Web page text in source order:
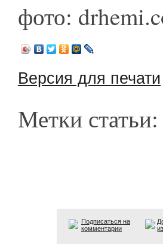
фото:
Версия для печати
Метки статьи:
Подписаться на
комментарии